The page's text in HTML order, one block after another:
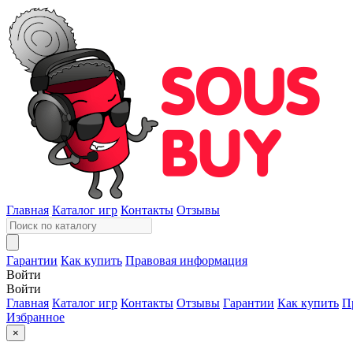
Главная Каталог игр Контакты Отзывы
Гарантии Как купить Правовая информация
Войти
Войти
Главная Каталог игр Контакты Отзывы Гарантии Как купить
Избранное
×